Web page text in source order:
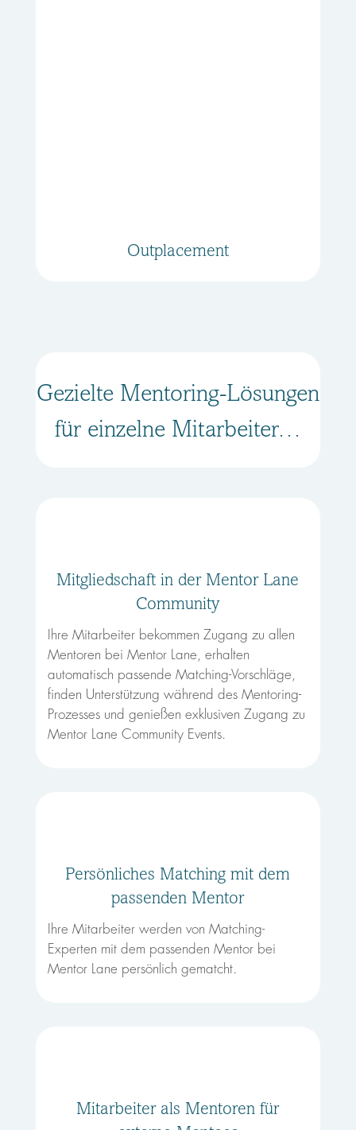
Outplacement
Gezielte Mentoring-Lösungen
für einzelne Mitarbeiter…
Mitgliedschaft in der Mentor Lane
Community
Ihre Mitarbeiter bekommen Zugang zu allen
Mentoren bei Mentor Lane, erhalten
automatisch passende Matching-Vorschläge,
finden Unterstützung während des Mentoring-
Prozesses und genießen exklusiven Zugang zu
Mentor Lane Community Events.
Persönliches Matching mit dem
passenden Mentor
Ihre Mitarbeiter werden von Matching-
Experten mit dem passenden Mentor bei
Mentor Lane persönlich gematcht.
Mitarbeiter als Mentoren für